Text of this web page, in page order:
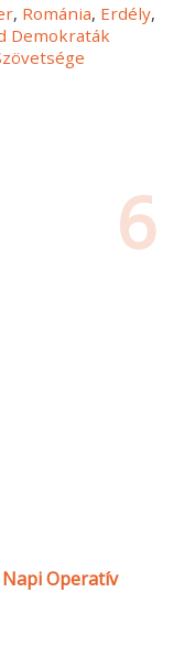
, Románia, Erdély,
Demokraták
6
Operatív